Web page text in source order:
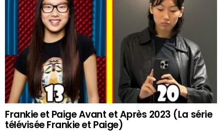
Frankie et Paige Avant et Après 2023 (La série
télévisée Frankie et Paige)